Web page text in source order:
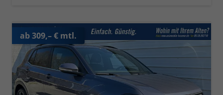
ab 309,– € mtl.